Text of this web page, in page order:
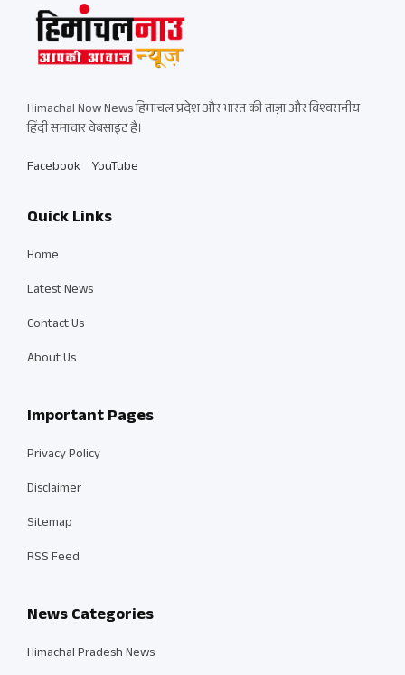
Himachal Now News हिमाचल प्रदेश और भारत की ताज़ा और विश्वसनीय
हिंदी समाचार वेबसाइट है।
Facebook YouTube
Quick Links
Home
Latest News
Contact Us
About Us
Important Pages
Privacy Policy
Disclaimer
Sitemap
RSS Feed
News Categories
Himachal Pradesh News